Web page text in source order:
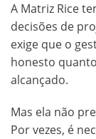
A Matriz Rice
decisões de
exige que o
honesto
alcançado.
Mas ela não
Por vezes, é